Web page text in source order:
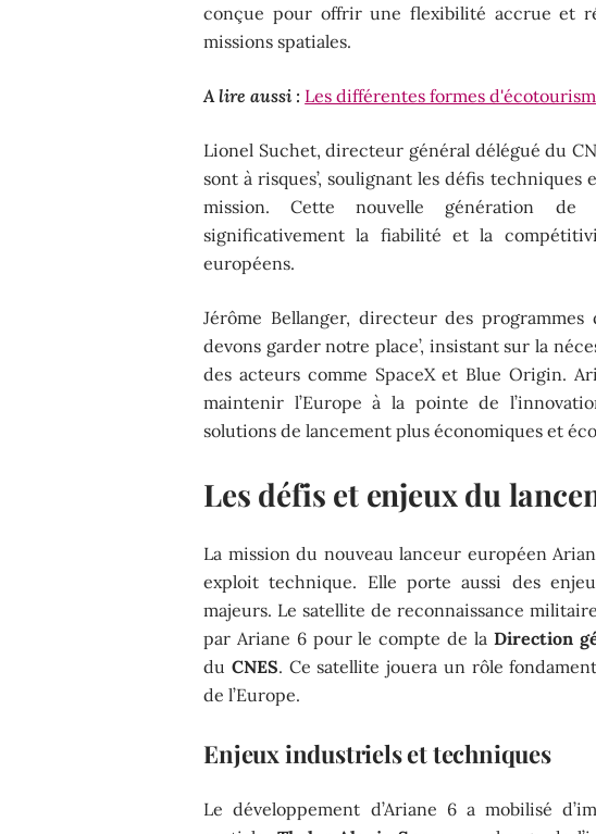
conçue pour offrir une flexibilité accrue et
missions spatiales.
A lire aussi : Les différentes formes
Lionel Suchet, directeur général délégué du
sont à risques’, soulignant les défis
mission. Cette nouvelle génération de
significativement la fiabilité et la
européens.
Jérôme Bellanger, directeur des programmes
devons garder notre place’, insistant sur la
des acteurs comme SpaceX et Blue Origin.
maintenir l’Europe à la pointe de
solutions de lancement plus économiques et
Les défis et enjeux du
La mission du nouveau lanceur européen
exploit technique. Elle porte aussi des
majeurs. Le satellite de reconnaissance
par Ariane 6 pour le compte de la Direction
du CNES. Ce satellite jouera un rôle
de l’Europe.
Enjeux industriels et techniques
Le développement d’Ariane 6 a mobilisé